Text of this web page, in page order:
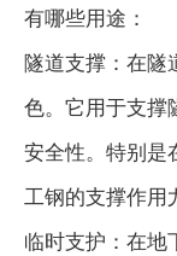
有哪些用途：
隧道支撑：在隧
色。它用于支撑
安全性。特别是
工钢的支撑作用
临时支护：在地